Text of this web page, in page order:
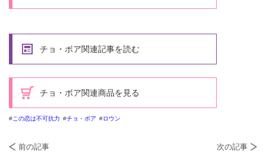
チョ・ボア関連記事を読む
チョ・ボア関連商品を見る
この恋は不可抗力 チョ・ボア ロウン
前の記事 次の記事